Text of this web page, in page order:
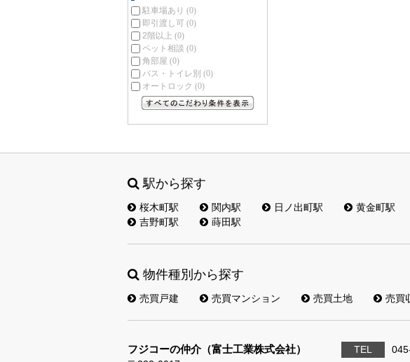
駐車場あり (0)
即引渡し可 (0)
2階以上 (0)
ペット相談 (0)
角部屋 (0)
バス・トイレ別 (0)
オートロック (0)
駅から探す
桜木町駅 関内駅 日ノ出町駅 黄金町駅
吉野町駅
蒔田駅
物件種別から探す
売買戸建 売買マンション 売買土地 売買
フジコーの仲介（富士工業株式会社） TEL